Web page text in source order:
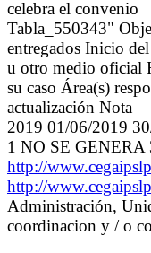
celebra el convenio
Tabla_550343"
entregados Inicio
u otro medio oficial
su caso Área(s)
actualización Nota
2019 01/06/2019
1 NO SE GENERA
http://
http://
Administración,
coordinacion y / o